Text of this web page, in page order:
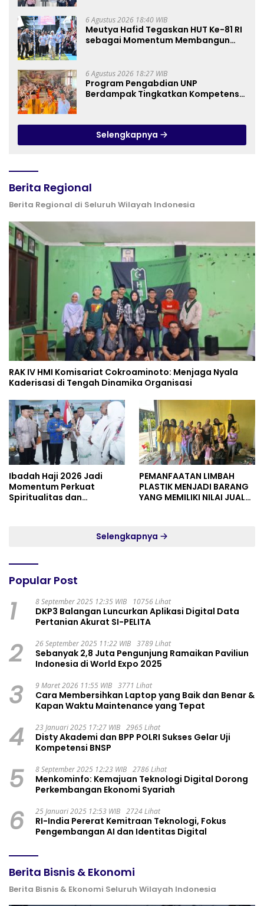
6 Agustus 2026 18:40 WIB
Meutya Hafid Tegaskan HUT Ke-81 RI
sebagai Momentum Membangun
6 Agustus 2026 18:27 WIB
Program Pengabdian UNP
Berdampak Tingkatkan Kompetensi
Selengkapnya
Berita Regional
Berita Regional di Seluruh Wilayah Indonesia
RAK IV HMI Komisariat Cokroaminoto: Menjaga Nyala
Kaderisasi di Tengah Dinamika Organisasi
Ibadah Haji 2026 Jadi
Momentum Perkuat
Spiritualitas dan
PEMANFAATAN LIMBAH
PLASTIK MENJADI BARANG
YANG MEMILIKI NILAI JUAL
Selengkapnya
Popular Post
1 8 September 2025 12:35 WIB 10756 Lihat
DKP3 Balangan Luncurkan Aplikasi Digital Data
Pertanian Akurat SI-PELITA
2 26 September 2025 11:22 WIB 3789 Lihat
Sebanyak 2,8 Juta Pengunjung Ramaikan Paviliun
Indonesia di World Expo 2025
3 9 Maret 2026 11:55 WIB 3771 Lihat
Cara Membersihkan Laptop yang Baik dan Benar &
Kapan Waktu Maintenance yang Tepat
4 23 Januari 2025 17:27 WIB 2965 Lihat
Disty Akademi dan BPP POLRI Sukses Gelar Uji
Kompetensi BNSP
5 8 September 2025 12:23 WIB 2786 Lihat
Menkominfo: Kemajuan Teknologi Digital Dorong
Perkembangan Ekonomi Syariah
6 25 Januari 2025 12:53 WIB 2724 Lihat
RI-India Pererat Kemitraan Teknologi, Fokus
Pengembangan AI dan Identitas Digital
Berita Bisnis & Ekonomi
Berita Bisnis & Ekonomi Seluruh Wilayah Indonesia